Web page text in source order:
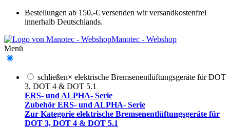
Bestellungen ab 150,-€ versenden wir versandkostenfrei
innerhalb Deutschlands.
Manotec - Webshop
Menü
schließen× elektrische Bremsenentlüftungsgeräte für DOT
3, DOT 4 & DOT 5.1
ERS- und ALPHA- Serie
Zubehör ERS- und ALPHA- Serie
Zur Kategorie elektrische Bremsenentlüftungsgeräte für
DOT 3, DOT 4 & DOT 5.1